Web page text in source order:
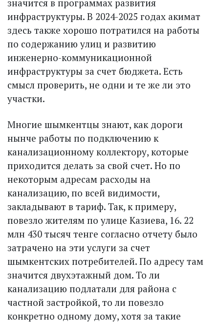
значится в программах развития
инфраструктуры. В 2024-2025 годах акимат
здесь также хорошо потратился на работы
по содержанию улиц и развитию
инженерно-коммуникационной
инфраструктуры за счет бюджета. Есть
смысл проверить, не одни и те же ли это
участки.
Многие шымкентцы знают, как дороги
нынче работы по подключению к
канализационному коллектору, которые
приходится делать за свой счет. Но по
некоторым адресам расходы на
канализацию, по всей видимости,
закладывают в тариф. Так, к примеру,
повезло жителям по улице Казиева, 16. 22
млн 430 тысяч тенге согласно отчету было
затрачено на эти услуги за счет
шымкентских потребителей. По адресу там
значится двухэтажный дом. То ли
канализацию подлатали для района с
частной застройкой, то ли повезло
конкретно одному дому, хотя за такие